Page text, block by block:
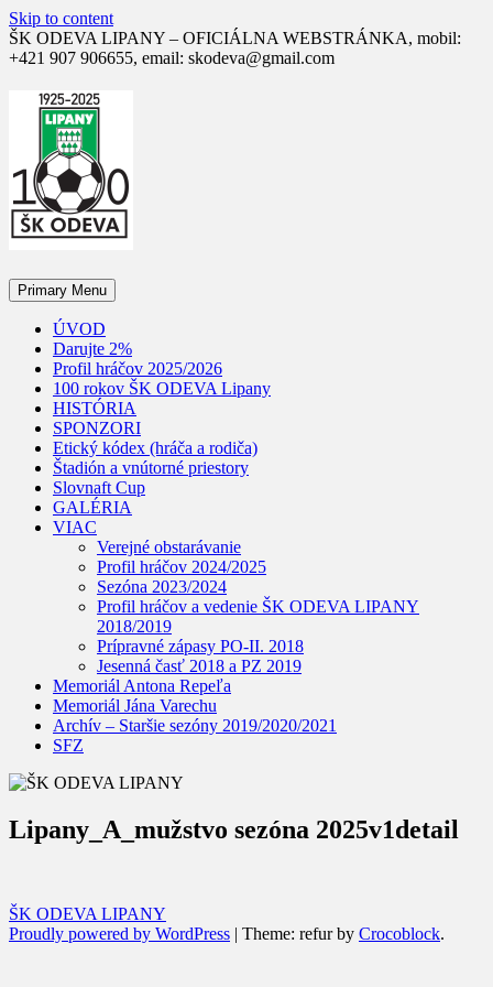
Skip to content
ŠK ODEVA LIPANY – OFICIÁLNA WEBSTRÁNKA, mobil:
+421 907 906655, email: skodeva@gmail.com
Primary Menu
ÚVOD
Darujte 2%
Profil hráčov 2025/2026
100 rokov ŠK ODEVA Lipany
HISTÓRIA
SPONZORI
Etický kódex (hráča a rodiča)
Štadión a vnútorné priestory
Slovnaft Cup
GALÉRIA
VIAC
Verejné obstarávanie
Profil hráčov 2024/2025
Sezóna 2023/2024
Profil hráčov a vedenie ŠK ODEVA LIPANY
2018/2019
Prípravné zápasy PO-II. 2018
Jesenná časť 2018 a PZ 2019
Memoriál Antona Repeľa
Memoriál Jána Varechu
Archív – Staršie sezóny 2019/2020/2021
SFZ
Lipany_A_mužstvo sezóna 2025v1detail
ŠK ODEVA LIPANY
Proudly powered by WordPress | Theme: refur by Crocoblock.